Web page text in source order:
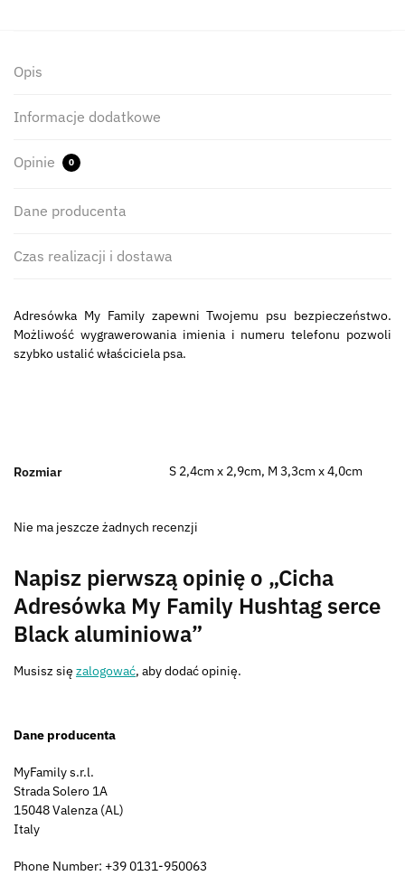
Opis
Informacje dodatkowe
Opinie 0
Dane producenta
Czas realizacji i dostawa
Adresówka My Family zapewni Twojemu psu bezpieczeństwo.
Możliwość wygrawerowania imienia i numeru telefonu pozwoli
szybko ustalić właściciela psa.
Rozmiar S 2,4cm x 2,9cm, M 3,3cm x 4,0cm
Nie ma jeszcze żadnych recenzji
Napisz pierwszą opinię o „Cicha
Adresówka My Family Hushtag serce
Black aluminiowa”
Musisz się zalogować, aby dodać opinię.
Dane producenta
MyFamily s.r.l.
Strada Solero 1A
15048 Valenza (AL)
Italy
Phone Number: +39 0131-950063